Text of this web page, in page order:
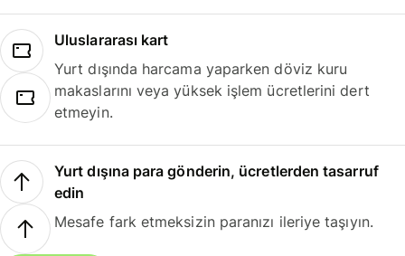
Uluslararası kart
Yurt dışında harcama yaparken döviz kuru
makaslarını veya yüksek işlem ücretlerini dert
etmeyin.
Yurt dışına para gönderin, ücretlerden tasarruf
edin
Mesafe fark etmeksizin paranızı ileriye taşıyın.